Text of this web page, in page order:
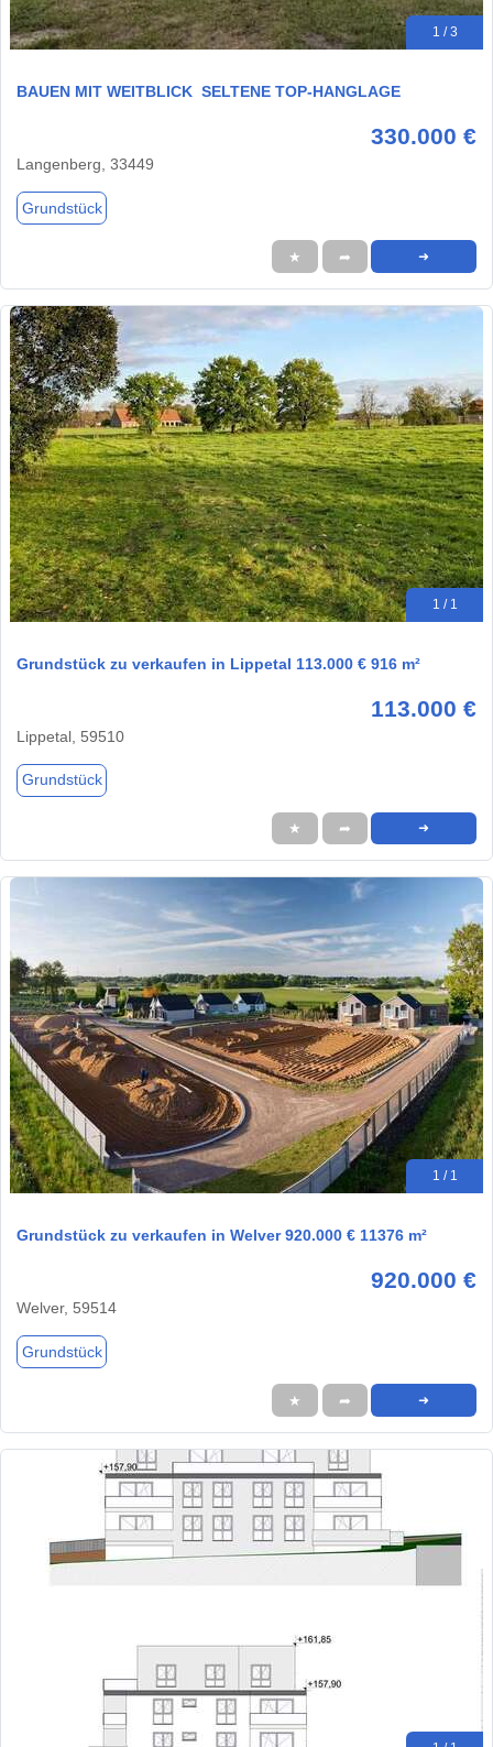
1 / 3
BAUEN MIT WEITBLICK  SELTENE TOP-HANGLAGE
330.000 €
Langenberg, 33449
Grundstück
★ ➦ ➜
1 / 1
Grundstück zu verkaufen in Lippetal 113.000 € 916 m²
113.000 €
Lippetal, 59510
Grundstück
★ ➦ ➜
1 / 1
Grundstück zu verkaufen in Welver 920.000 € 11376 m²
920.000 €
Welver, 59514
Grundstück
★ ➦ ➜